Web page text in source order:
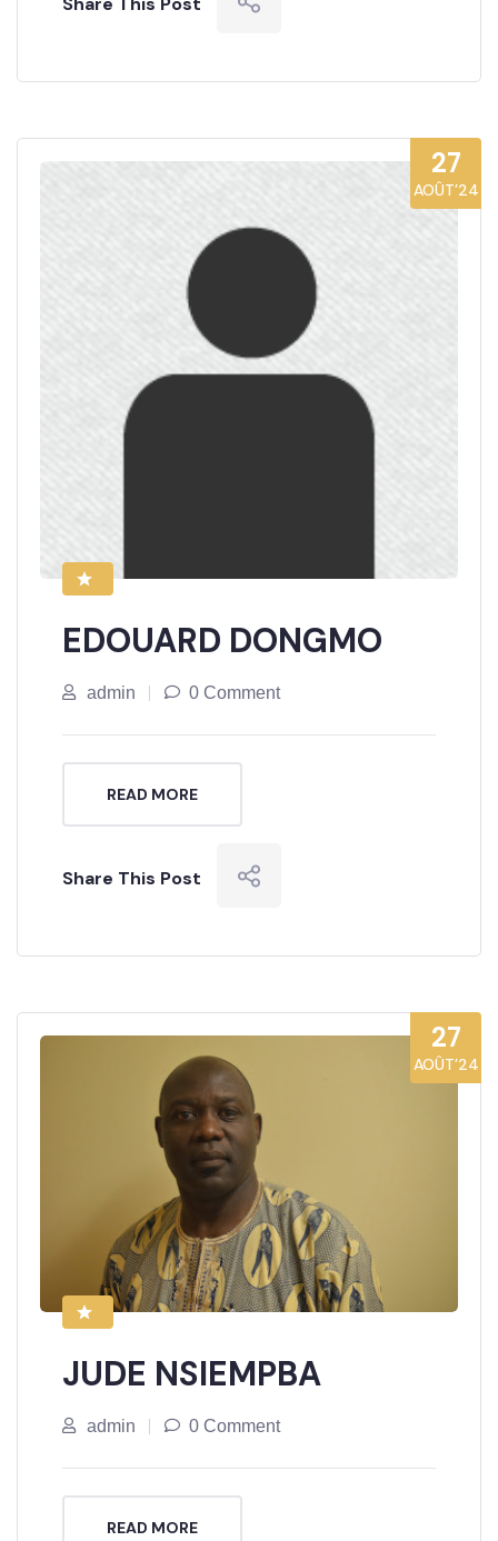
27
AOÛT’24
EDOUARD DONGMO
admin 0 Comment
READ MORE
Share This Post
27
AOÛT’24
JUDE NSIEMPBA
admin 0 Comment
READ MORE